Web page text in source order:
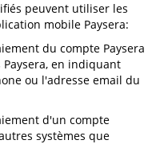
peuvent utiliser les
mobile Paysera:
du compte Paysera
en indiquant
ou l'adresse email du
d'un compte
systèmes que